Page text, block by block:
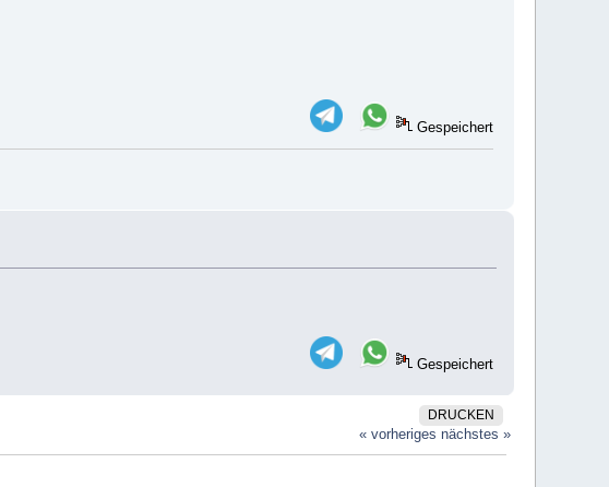
Gespeichert
Gespeichert
DRUCKEN
« vorheriges nächstes »